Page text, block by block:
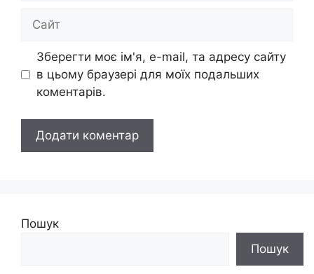
Сайт
Зберегти моє ім'я, e-mail, та адресу сайту
в цьому браузері для моїх подальших
коментарів.
Пошук
Пошук